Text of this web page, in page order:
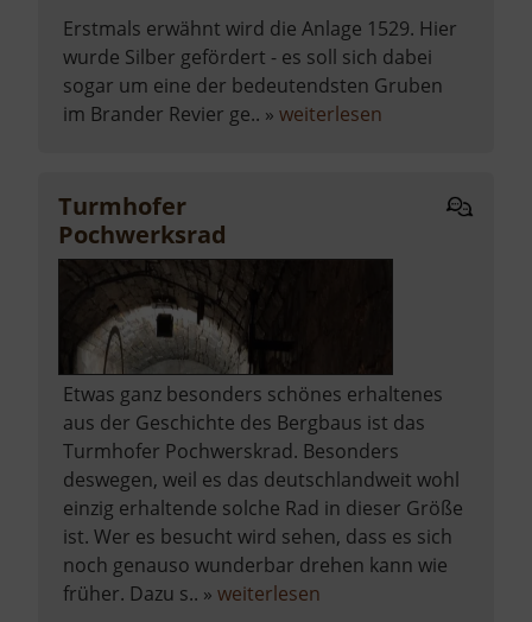
Erstmals erwähnt wird die Anlage 1529. Hier
wurde Silber gefördert - es soll sich dabei
sogar um eine der bedeutendsten Gruben
im Brander Revier ge.. » weiterlesen
Turmhofer
Pochwerksrad
Etwas ganz besonders schönes erhaltenes
aus der Geschichte des Bergbaus ist das
Turmhofer Pochwerskrad. Besonders
deswegen, weil es das deutschlandweit wohl
einzig erhaltende solche Rad in dieser Größe
ist. Wer es besucht wird sehen, dass es sich
noch genauso wunderbar drehen kann wie
früher. Dazu s.. » weiterlesen